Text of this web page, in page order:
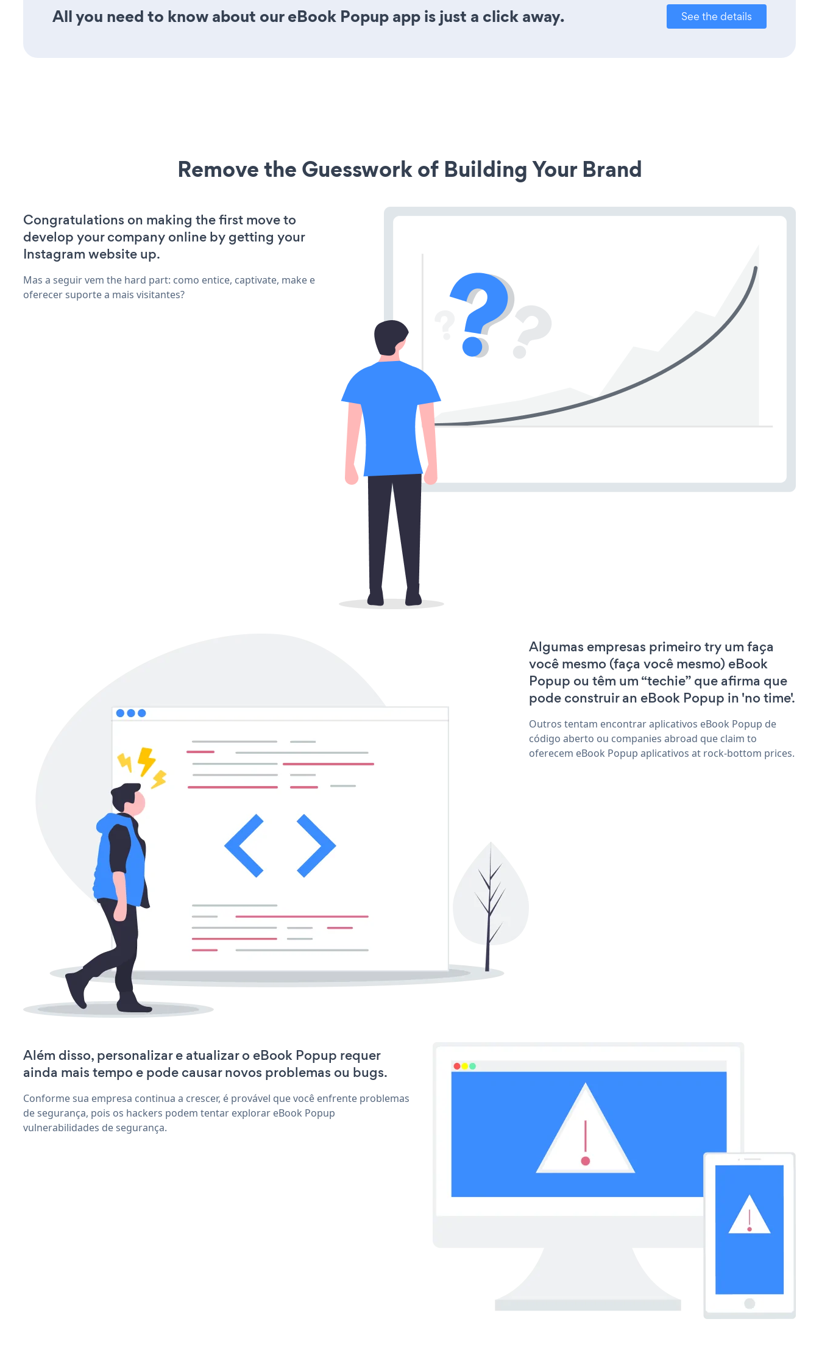
All you need to know about our eBook Popup app is just a click away. See the details
Remove the Guesswork of Building Your Brand
Congratulations on making the first move to
develop your company online by getting your
Instagram website up.
Mas a seguir vem the hard part: como entice, captivate, make e
oferecer suporte a mais visitantes?
Algumas empresas primeiro try um faça
você mesmo (faça você mesmo) eBook
Popup ou têm um “techie” que afirma que
pode construir an eBook Popup in 'no time'.
Outros tentam encontrar aplicativos eBook Popup de
código aberto ou companies abroad que claim to
oferecem eBook Popup aplicativos at rock-bottom prices.
Além disso, personalizar e atualizar o eBook Popup requer
ainda mais tempo e pode causar novos problemas ou bugs.
Conforme sua empresa continua a crescer, é provável que você enfrente problemas
de segurança, pois os hackers podem tentar explorar eBook Popup
vulnerabilidades de segurança.